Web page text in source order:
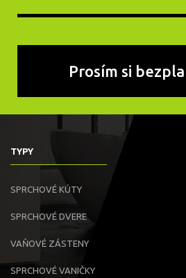
TYPY
SPRCHOVÉ KÚTY
SPRCHOVÉ DVERE
VAŇOVÉ ZÁSTENY
SPRCHOVÉ VANIČKY